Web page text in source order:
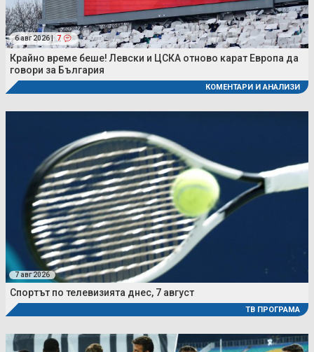
6 авг 2026 | 7
Крайно време беше! Левски и ЦСКА отново карат Европа да
говори за България
КОМЕНТАРИ И АНАЛИЗИ
7 авг 2026
Спортът по телевизията днес, 7 август
ТВ ПРОГРАМА